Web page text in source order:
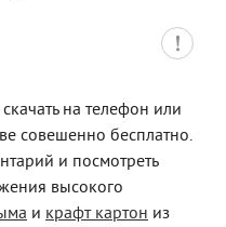
на телефон или
совешенно бесплатно.
и посмотреть
высокого
и крафт картон из